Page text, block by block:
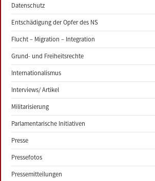
Datenschutz
Entschädigung der Opfer des NS
Flucht – Migration – Integration
Grund- und Freiheitsrechte
Internationalismus
Interviews/ Artikel
Militarisierung
Parlamentarische Initiativen
Presse
Pressefotos
Pressemitteilungen